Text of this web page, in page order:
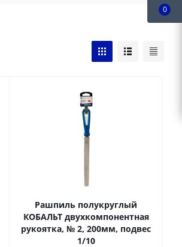
Рашпиль полукруглый
КОБАЛЬТ двухкомпонентная
рукоятка, № 2, 200мм, подвес
1/10
0